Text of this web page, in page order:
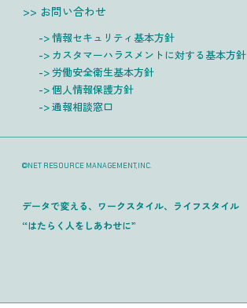
お問い合わせ
情報セキュリティ基本方針
カスタマーハラスメントに対する基本方針
労働安全衛生基本方針
個人情報保護方針
通報相談窓口
©NET RESOURCE MANAGEMENT,INC.
データで変える、ワークスタイル、ライフスタイル
“はたらく人をしあわせに”